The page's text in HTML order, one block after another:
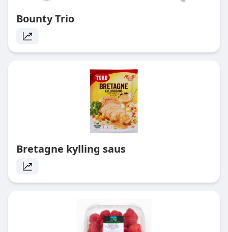
Bounty Trio
Bretagne kylling saus